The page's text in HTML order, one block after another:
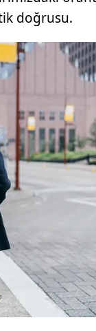
ilgili bilgi
doğrusu.